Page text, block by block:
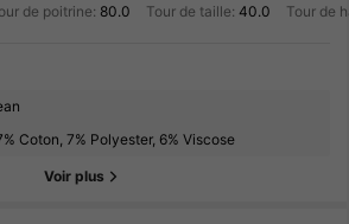
de poitrine: 80.0 Tour de taille: 40.0 Tour de
Coton, 7% Polyester, 6% Viscose
Voir plus